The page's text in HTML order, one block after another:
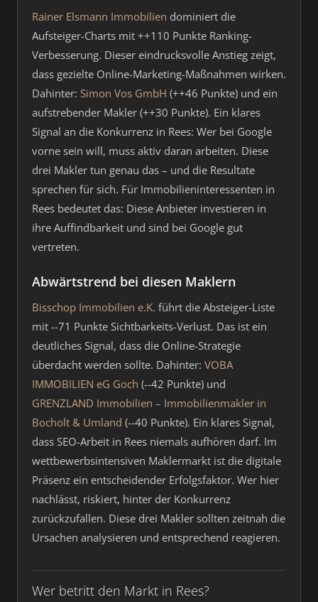
Rainer Elsmann Immobilien dominiert die
Aufsteiger-Charts mit ++110 Punkte Ranking-
Verbesserung. Dieser eindrucksvolle Anstieg zeigt,
dass gezielte Online-Marketing-Maßnahmen wirken.
Dahinter: Simon Vos GmbH (++46 Punkte) und ein
aufstrebender Makler (++30 Punkte). Ein klares
Signal an die Konkurrenz in Rees: Wer bei Google
vorne sein will, muss aktiv daran arbeiten. Diese
drei Makler tun genau das – und die Resultate
sprechen für sich. Für Immobilieninteressenten in
Rees bedeutet das: Diese Anbieter investieren in
ihre Auffindbarkeit und sind bei Google gut
vertreten.
Abwärtstrend bei diesen Maklern
Bisschop Immobilien e.K. führt die Absteiger-Liste
mit --71 Punkte Sichtbarkeits-Verlust. Das ist ein
deutliches Signal, dass die Online-Strategie
überdacht werden sollte. Dahinter: VOBA
IMMOBILIEN eG Goch (--42 Punkte) und
GRENZLAND Immobilien – Immobilienmakler in
Bocholt & Umland (--40 Punkte). Ein klares Signal,
dass SEO-Arbeit in Rees niemals aufhören darf. Im
wettbewerbsintensiven Maklermarkt ist die digitale
Präsenz ein entscheidender Erfolgsfaktor. Wer hier
nachlässt, riskiert, hinter der Konkurrenz
zurückzufallen. Diese drei Makler sollten zeitnah die
Ursachen analysieren und entsprechend reagieren.
Wer betritt den Markt in Rees?